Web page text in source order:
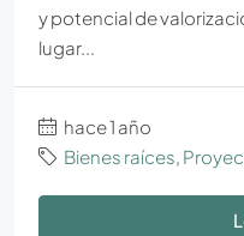
y potencial de
lugar...
hace 1 año
Bienes raíces